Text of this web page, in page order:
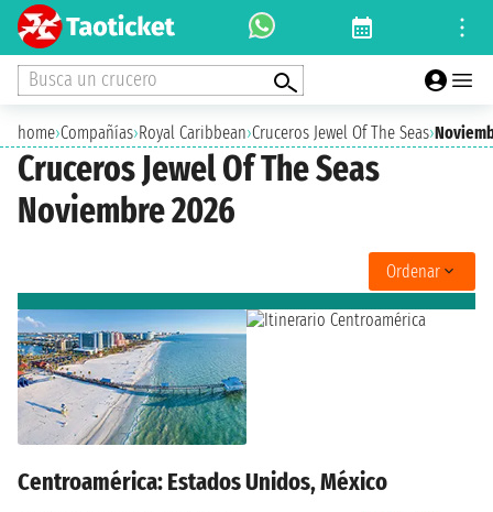
Busca un crucero
home›Compañías›Royal Caribbean›Cruceros Jewel Of The Seas›
Cruceros Jewel Of The Seas
Noviembre 2026
Ordenar
Centroamérica: Estados Unidos, México